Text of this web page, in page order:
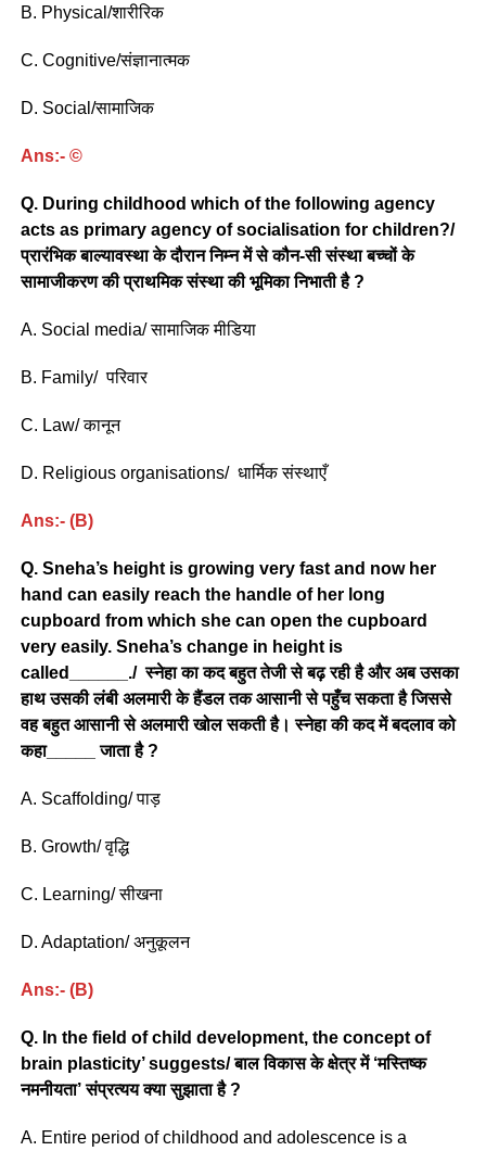
B. Physical/शारीरिक
C. Cognitive/संज्ञानात्मक
D. Social/सामाजिक
Ans:- ©
Q. During childhood which of the following agency
acts as primary agency of socialisation for children?/
प्रारंभिक बाल्यावस्था के दौरान निम्न में से कौन-सी संस्था बच्चों के
सामाजीकरण की प्राथमिक संस्था की भूमिका निभाती है ?
A. Social media/ सामाजिक मीडिया
B. Family/ परिवार
C. Law/ कानून
D. Religious organisations/ धार्मिक संस्थाएँ
Ans:- (B)
Q. Sneha’s height is growing very fast and now her
hand can easily reach the handle of her long
cupboard from which she can open the cupboard
very easily. Sneha’s change in height is
called______./ स्नेहा का कद बहुत तेजी से बढ़ रही है और अब उसका
हाथ उसकी लंबी अलमारी के हैंडल तक आसानी से पहुँच सकता है जिससे
वह बहुत आसानी से अलमारी खोल सकती है। स्नेहा की कद में बदलाव को
कहा_____ जाता है ?
A. Scaffolding/ पाड़
B. Growth/ वृद्धि
C. Learning/ सीखना
D. Adaptation/ अनुकूलन
Ans:- (B)
Q. In the field of child development, the concept of
brain plasticity’ suggests/ बाल विकास के क्षेत्र में ‘मस्तिष्क
नमनीयता’ संप्रत्यय क्या सुझाता है ?
A. Entire period of childhood and adolescence is a